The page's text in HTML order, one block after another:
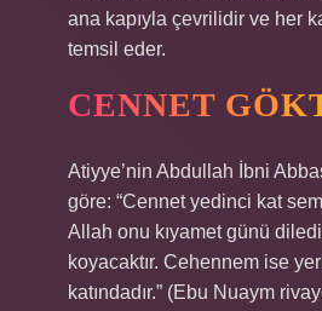
ana kapıyla çevrilidir ve her
temsil eder.
CENNET
Atiyye’nin Abdullah İbni
göre: “Cennet yedinci kat
Allah onu kıyamet günü
koyacaktır. Cehennem ise
katındadır.” (Ebu Nuaym